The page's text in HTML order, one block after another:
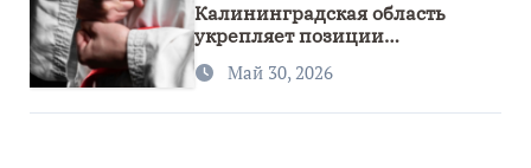
Калининградская область
укрепляет позиции
спортивного региона
Май 30, 2026